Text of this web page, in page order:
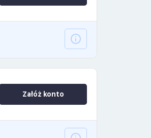
Załóż konto